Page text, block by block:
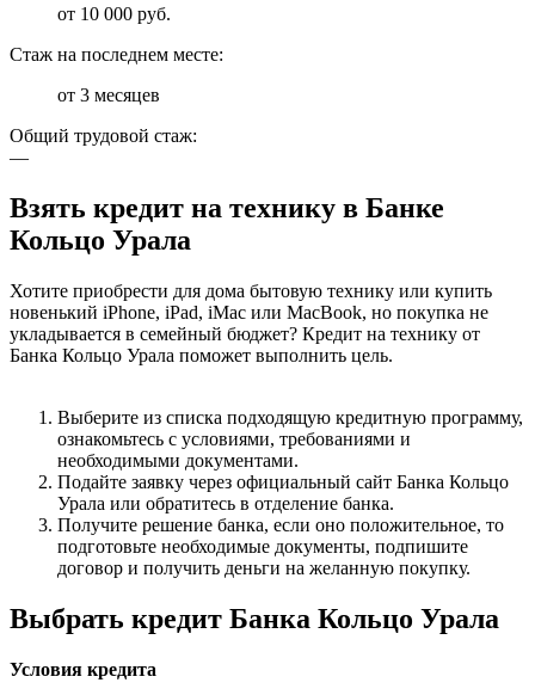
от 10 000 руб.
Стаж на последнем месте:
от 3 месяцев
Общий трудовой стаж:
—
Взять кредит на технику в Банке
Кольцо Урала
Хотите приобрести для дома бытовую технику или купить
новенький iPhone, iPad, iMac или MacBook, но покупка не
укладывается в семейный бюджет? Кредит на технику от
Банка Кольцо Урала поможет выполнить цель.
Выберите из списка подходящую кредитную программу,
ознакомьтесь с условиями, требованиями и
необходимыми документами.
Подайте заявку через официальный сайт Банка Кольцо
Урала или обратитесь в отделение банка.
Получите решение банка, если оно положительное, то
подготовьте необходимые документы, подпишите
договор и получить деньги на желанную покупку.
Выбрать кредит Банка Кольцо Урала
Условия кредита